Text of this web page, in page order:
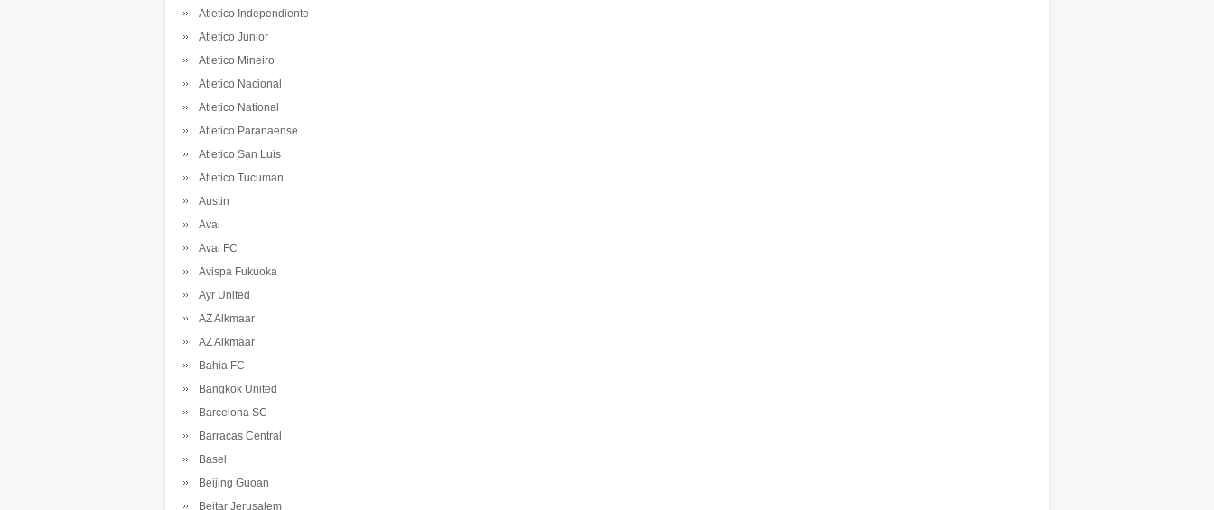
Atletico Independiente
Atletico Junior
Atletico Mineiro
Atletico Nacional
Atletico National
Atletico Paranaense
Atletico San Luis
Atletico Tucuman
Austin
Avai
Avai FC
Avispa Fukuoka
Ayr United
AZ Alkmaar
AZ Alkmaar
Bahia FC
Bangkok United
Barcelona SC
Barracas Central
Basel
Beijing Guoan
Beitar Jerusalem